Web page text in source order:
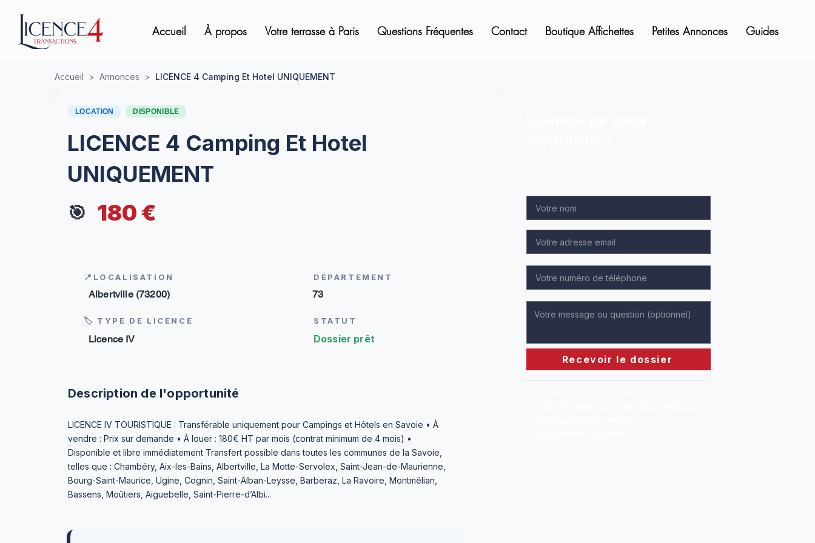
Accueil À propos Votre terrasse à Paris Questions Fréquentes Contact Boutique Affichettes Petites Annonces Guides
Accueil > Annonces > LICENCE 4 Camping Et Hotel UNIQUEMENT
LOCATION DISPONIBLE
LICENCE 4 Camping Et Hotel
UNIQUEMENT
🎯 180 €
📍LOCALISATION
Albertville (73200)
🏷 TYPE DE LICENCE
Licence IV
DÉPARTEMENT
73
STATUT
Dossier prêt
Description de l'opportunité
LICENCE IV TOURISTIQUE : Transférable uniquement pour Campings et Hôtels en Savoie • À
vendre : Prix sur demande • À louer : 180€ HT par mois (contrat minimum de 4 mois) •
Disponible et libre immédiatement Transfert possible dans toutes les communes de la Savoie,
telles que : Chambéry, Aix-les-Bains, Albertville, La Motte-Servolex, Saint-Jean-de-Maurienne,
Bourg-Saint-Maurice, Ugine, Cognin, Saint-Alban-Leysse, Barberaz, La Ravoire, Montmélian,
Bassens, Moûtiers, Aiguebelle, Saint-Pierre-d’Albi...
Recevoir le dossier